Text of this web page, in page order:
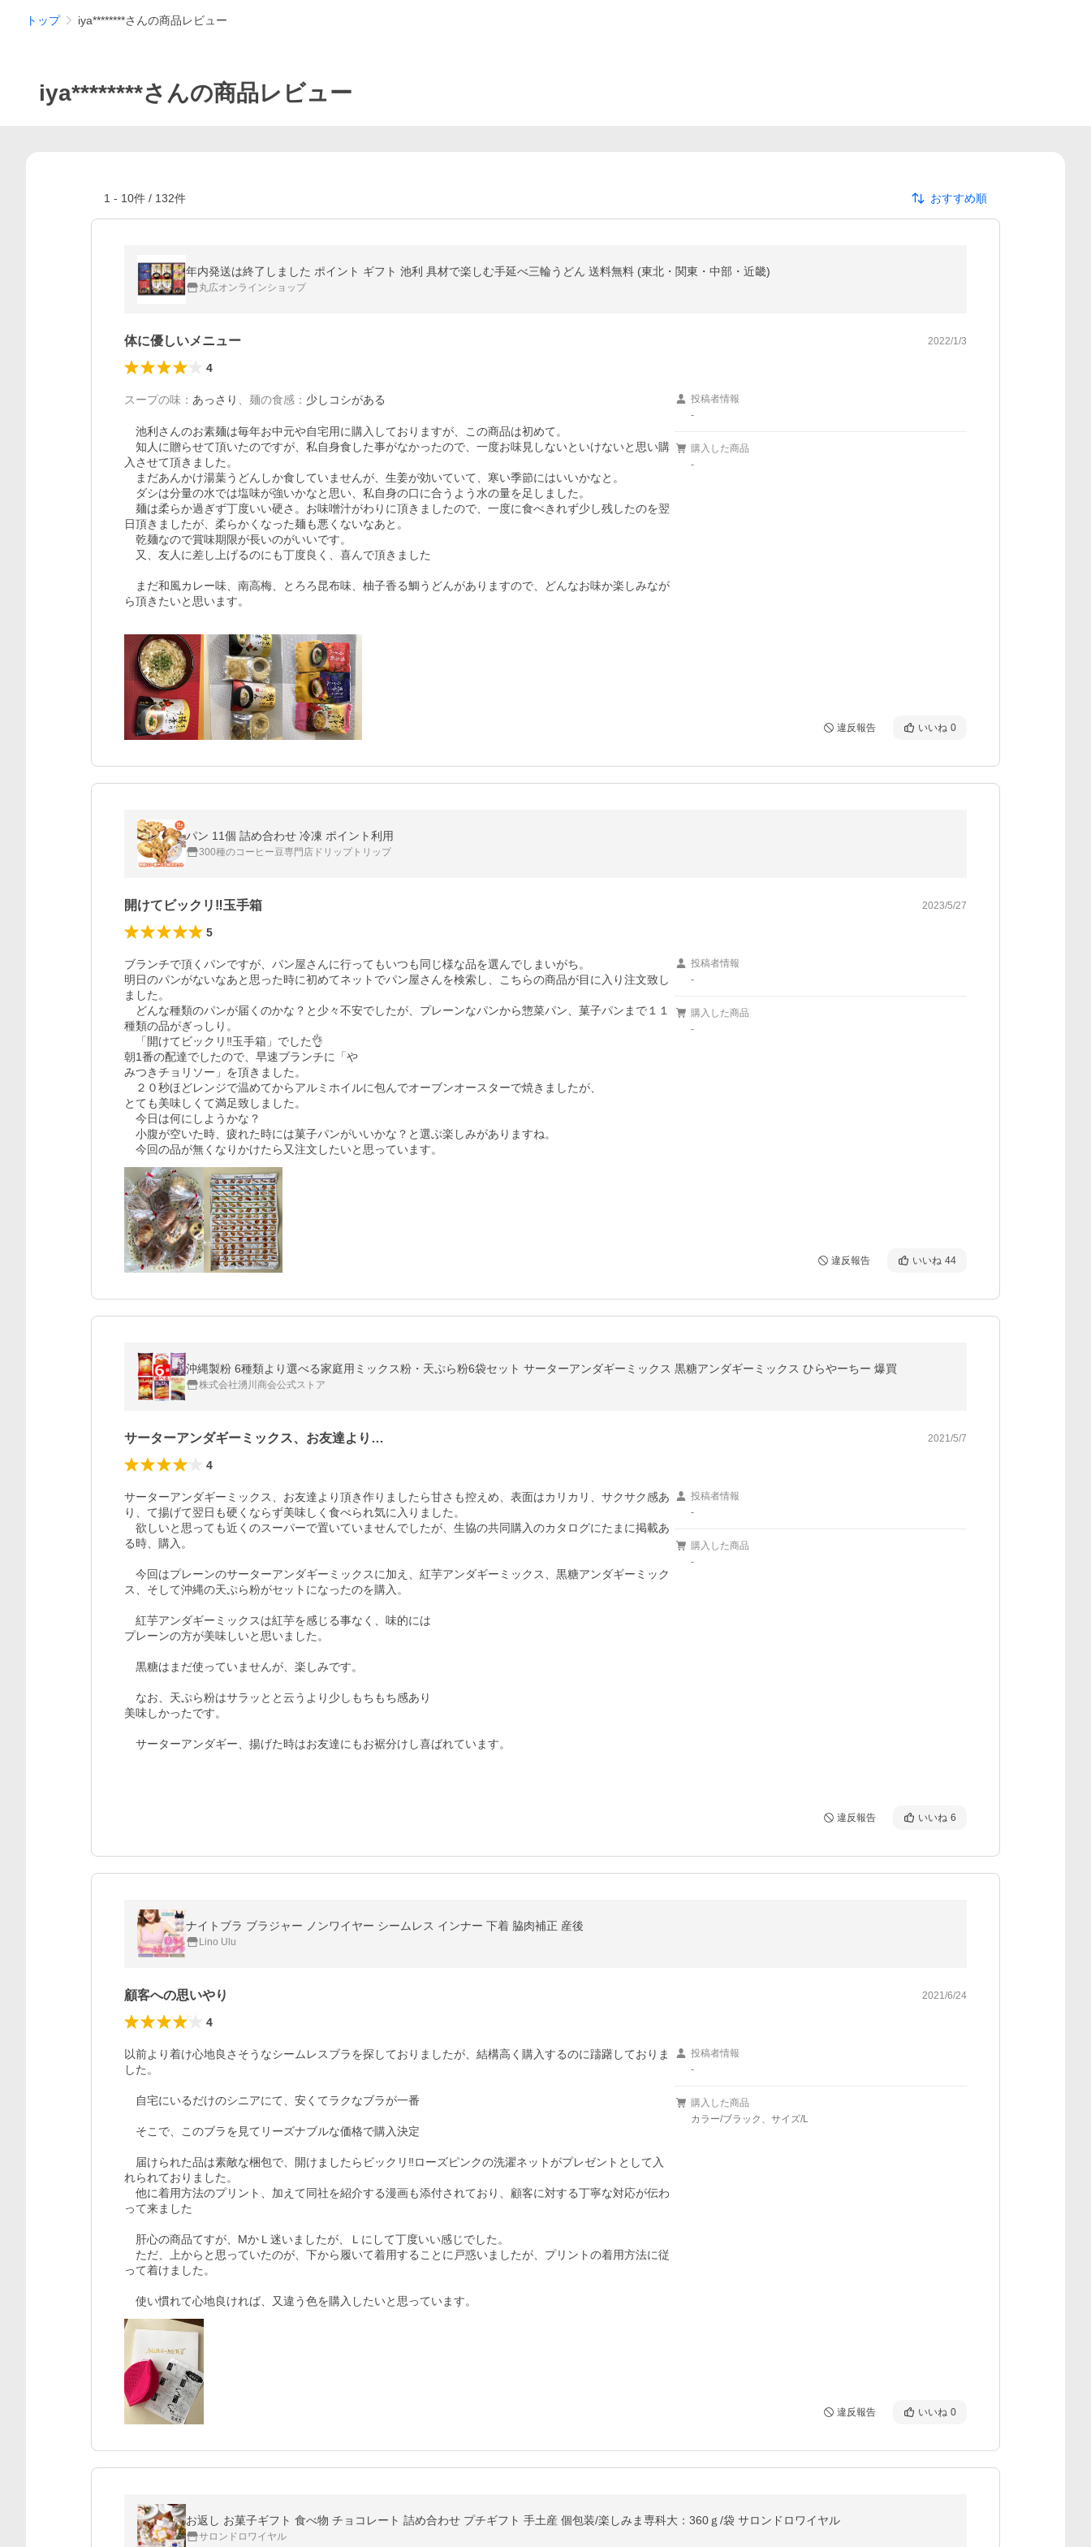
トップ iya********さんの商品レビュー
iya********さんの商品レビュー
1 - 10件 / 132件 おすすめ順
年内発送は終了しました ポイント ギフト 池利 具材で楽しむ手延べ三輪うどん 送料無料 (東北・関東・中部・近畿)
丸広オンラインショップ
体に優しいメニュー 2022/1/3
4
スープの味 ： あっさり 麺の食感 ： 少しコシがある
池利さんのお素麺は毎年お中元や自宅用に購入しておりますが、この商品は初めて。
知人に贈らせて頂いたのですが、私自身食した事がなかったので、一度お味見しないといけないと思い購
入させて頂きました。
まだあんかけ湯葉うどんしか食していませんが、生姜が効いていて、寒い季節にはいいかなと。
ダシは分量の水では塩味が強いかなと思い、私自身の口に合うよう水の量を足しました。
麺は柔らか過ぎず丁度いい硬さ。お味噌汁がわりに頂きましたので、一度に食べきれず少し残したのを翌
日頂きましたが、柔らかくなった麺も悪くないなあと。
乾麺なので賞味期限が長いのがいいです。
又、友人に差し上げるのにも丁度良く、喜んで頂きました
まだ和風カレー味、南高梅、とろろ昆布味、柚子香る鯛うどんがありますので、どんなお味か楽しみなが
ら頂きたいと思います。
投稿者情報
-
購入した商品
-
違反報告 いいね 0
パン 11個 詰め合わせ 冷凍 ポイント利用
300種のコーヒー豆専門店ドリップトリップ
開けてビックリ‼️玉手箱 2023/5/27
5
ブランチで頂くパンですが、パン屋さんに行ってもいつも同じ様な品を選んでしまいがち。
明日のパンがないなあと思った時に初めてネットでパン屋さんを検索し、こちらの商品が目に入り注文致し
ました。
どんな種類のパンが届くのかな？と少々不安でしたが、プレーンなパンから惣菜パン、菓子パンまで１１
種類の品がぎっしり。
「開けてビックリ‼️玉手箱」でした👌
朝1番の配達でしたので、早速ブランチに「や
みつきチョリソー」を頂きました。
２０秒ほどレンジで温めてからアルミホイルに包んでオーブンオースターで焼きましたが、
とても美味しくて満足致しました。
今日は何にしようかな？
小腹が空いた時、疲れた時には菓子パンがいいかな？と選ぶ楽しみがありますね。
今回の品が無くなりかけたら又注文したいと思っています。
投稿者情報
-
購入した商品
-
違反報告 いいね 44
沖縄製粉 6種類より選べる家庭用ミックス粉・天ぷら粉6袋セット サーターアンダギーミックス 黒糖アンダギーミックス ひらやーちー 爆買
株式会社湧川商会公式ストア
サーターアンダギーミックス、お友達より… 2021/5/7
4
サーターアンダギーミックス、お友達より頂き作りましたら甘さも控えめ、表面はカリカリ、サクサク感あ
り、て揚げて翌日も硬くならず美味しく食べられ気に入りました。
欲しいと思っても近くのスーパーで置いていませんでしたが、生協の共同購入のカタログにたまに掲載あ
る時、購入。
今回はプレーンのサーターアンダギーミックスに加え、紅芋アンダギーミックス、黒糖アンダギーミック
ス、そして沖縄の天ぷら粉がセットになったのを購入。
紅芋アンダギーミックスは紅芋を感じる事なく、味的には
プレーンの方が美味しいと思いました。
黒糖はまだ使っていませんが、楽しみです。
なお、天ぷら粉はサラッとと云うより少しもちもち感あり
美味しかったです。
サーターアンダギー、揚げた時はお友達にもお裾分けし喜ばれています。
投稿者情報
-
購入した商品
-
違反報告 いいね 6
ナイトブラ ブラジャー ノンワイヤー シームレス インナー 下着 脇肉補正 産後
Lino Ulu
顧客への思いやり 2021/6/24
4
以前より着け心地良さそうなシームレスブラを探しておりましたが、結構高く購入するのに躊躇しておりま
した。
自宅にいるだけのシニアにて、安くてラクなブラが一番
そこで、このブラを見てリーズナブルな価格で購入決定
届けられた品は素敵な梱包で、開けましたらビックリ‼️ローズピンクの洗濯ネットがプレゼントとして入
れられておりました。
他に着用方法のプリント、加えて同社を紹介する漫画も添付されており、顧客に対する丁寧な対応が伝わ
って来ました
肝心の商品てすが、MかＬ迷いましたが、Ｌにして丁度いい感じでした。
ただ、上からと思っていたのが、下から履いて着用することに戸惑いましたが、プリントの着用方法に従
って着けました。
使い慣れて心地良ければ、又違う色を購入したいと思っています。
投稿者情報
-
購入した商品
カラー/ブラック、サイズ/L
違反報告 いいね 0
お返し お菓子ギフト 食べ物 チョコレート 詰め合わせ プチギフト 手土産 個包装/楽しみま専科大：360ｇ/袋 サロンドロワイヤル
サロンドロワイヤル